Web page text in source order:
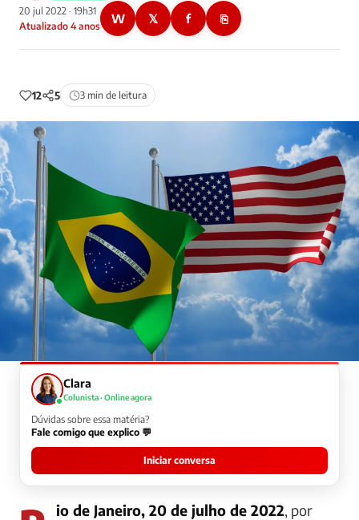
20 jul 2022 · 19h31
Atualizado 4 anos
W 𝕏 f ⎘
12 5 3 min de leitura
Clara
Colunista · Online agora
Dúvidas sobre essa matéria?
Fale comigo que explico 💬
Iniciar conversa
Rio de Janeiro, 20 de julho de 2022, por